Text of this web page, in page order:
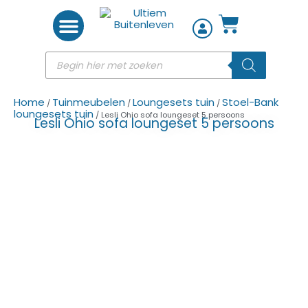
Home / Tuinmeubelen /Loungesets tuin /Stoel-Bank
loungesets tuin / Lesli Ohio sofa loungeset 5 persoons
Lesli Ohio sofa loungeset 5 persoons